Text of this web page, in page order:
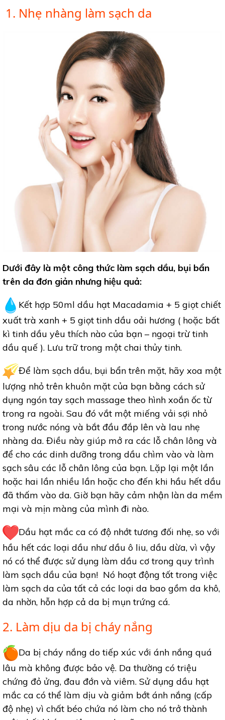
1. Nhẹ nhàng làm sạch da
Dưới đây là một công thức làm sạch dầu, bụi bẩn
trên da đơn giản nhưng hiệu quả:
Kết hợp 50ml dầu hạt Macadamia + 5 giọt chiết
xuất trà xanh + 5 giọt tinh dầu oải hương ( hoặc bất
kì tinh dầu yêu thích nào của bạn – ngoại trừ tinh
dầu quế ). Lưu trữ trong một chai thủy tinh.
Để làm sạch dầu, bụi bẩn trên mặt, hãy xoa một
lượng nhỏ trên khuôn mặt của bạn bằng cách sử
dụng ngón tay sạch massage theo hình xoắn ốc từ
trong ra ngoài. Sau đó vắt một miếng vải sợi nhỏ
trong nước nóng và bắt đầu đắp lên và lau nhẹ
nhàng da. Điều này giúp mở ra các lỗ chân lông và
để cho các dinh dưỡng trong dầu chìm vào và làm
sạch sâu các lỗ chân lông của bạn. Lặp lại một lần
hoặc hai lần nhiều lần hoặc cho đến khi hầu hết dầu
đã thấm vào da. Giờ bạn hãy cảm nhận làn da mềm
mại và mịn màng của mình đi nào.
Dầu hạt mắc ca có độ nhớt tương đối nhẹ, so với
hầu hết các loại dầu như dầu ô liu, dầu dừa, vì vậy
nó có thể được sử dụng làm dầu cơ trong quy trình
làm sạch dầu của bạn! Nó hoạt động tốt trong việc
làm sạch da của tất cả các loại da bao gồm da khô,
da nhờn, hỗn hợp cả da bị mụn trứng cá.
2. Làm dịu da bị cháy nắng
Da bị cháy nắng do tiếp xúc với ánh nắng quá
lâu mà không được bảo vệ. Da thường có triệu
chứng đỏ ửng, đau đớn và viêm. Sử dụng dầu hạt
mắc ca có thể làm dịu và giảm bớt ánh nắng (cấp
độ nhẹ) vì chất béo chứa nó làm cho nó trở thành